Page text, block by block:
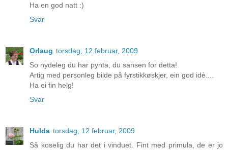
Ha en god natt :)
Svar
Orlaug torsdag, 12 februar, 2009
So nydeleg du har pynta, du sansen for detta!
Artig med personleg bilde på fyrstikkøskjer, ein god idè....
Ha ei fin helg!
Svar
Hulda torsdag, 12 februar, 2009
Så koselig du har det i vinduet. Fint med primula, de er jo